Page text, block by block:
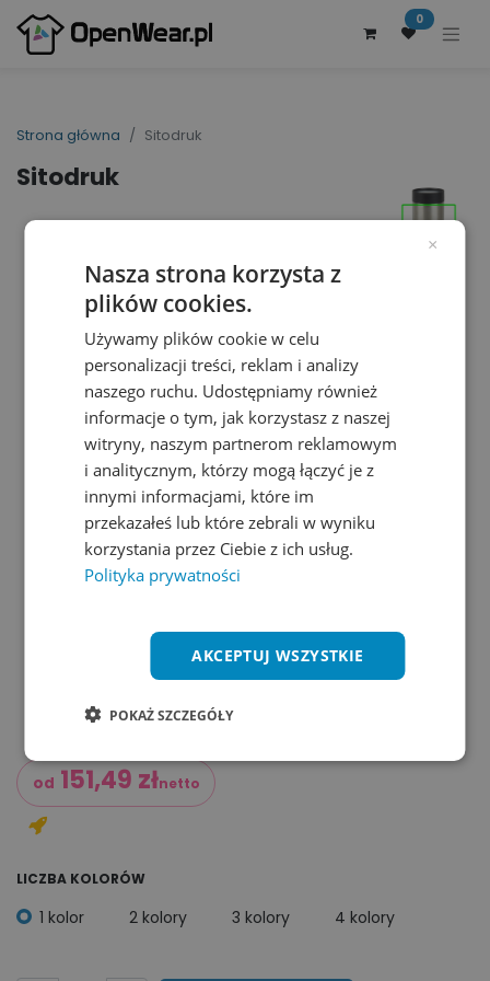
0
Strona główna Sitodruk
Sitodruk
od 151,49 złnetto
LICZBA KOLORÓW
1 kolor 2 kolory 3 kolory 4 kolory
×
Nasza strona korzysta z
plików cookies.
Używamy plików cookie w celu
personalizacji treści, reklam i analizy
naszego ruchu. Udostępniamy również
informacje o tym, jak korzystasz z naszej
witryny, naszym partnerom reklamowym
i analitycznym, którzy mogą łączyć je z
innymi informacjami, które im
przekazałeś lub które zebrali w wyniku
korzystania przez Ciebie z ich usług.
Polityka prywatności
AKCEPTUJ WSZYSTKIE
POKAŻ SZCZEGÓŁY